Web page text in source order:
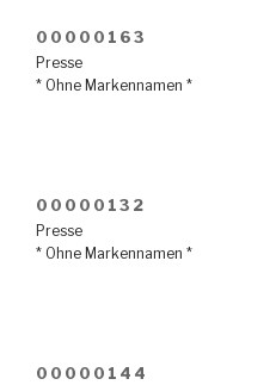
00000163
Presse
* Ohne Markennamen *
00000132
Presse
* Ohne Markennamen *
00000144